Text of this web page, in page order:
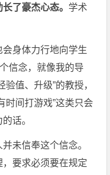
了豪杰心态。 学术
身体力行地向学生
信念，就像我的导
值、升级”的教授，
时间打游戏”这类只会
话。
未信奉这个信念。
要求必须要在规定